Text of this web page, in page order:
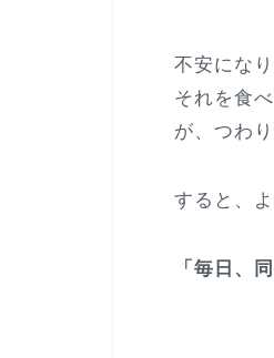
不安になり
それを食
が、つわり
すると、
「毎日、